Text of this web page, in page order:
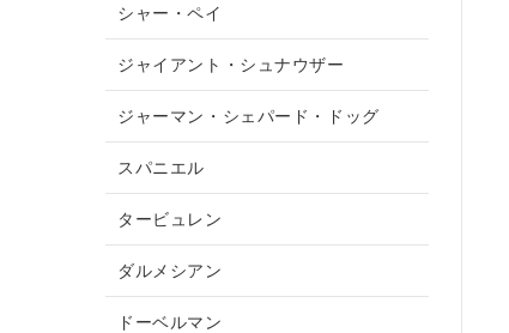
シャー・ペイ
ジャイアント・シュナウザー
ジャーマン・シェパード・ドッグ
スパニエル
タービュレン
ダルメシアン
ドーベルマン